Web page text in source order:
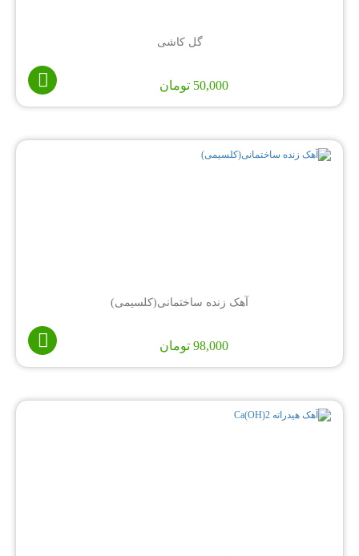
گل کاشی
50,000 تومان
آهک زنده ساختمانی(کلسیمی)
98,000 تومان